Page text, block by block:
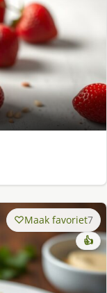
Maak favoriet7
👍